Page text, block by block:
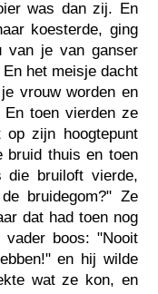
was dan zij. En
koesterde, ging
van je van ganser
het meisje dacht
vrouw worden en
toen vierden ze
zijn hoogtepunt
bruid thuis en toen
bruiloft vierde,
bruidegom?" Ze
dat had toen nog
boos: "Nooit
en hij wilde
wat ze kon, en